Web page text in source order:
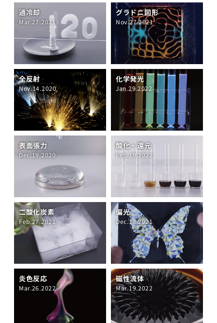
過冷却
Mar.27.2021
グラドニ図形
Nov.27.2021
全反射
Nov.14.2020
化学発光
Jan.29.2022
表面張力
Dec.19.2020
酸化・還元
Feb.19.2022
二酸化炭素
Feb.27.2021
偏光
Dec.18.2021
炎色反応
Mar.26.2022
磁性流体
Mar.19.2022